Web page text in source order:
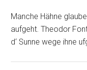
Manche Hähne
aufgeht. Theodor
d‘ Sunne wege ihne